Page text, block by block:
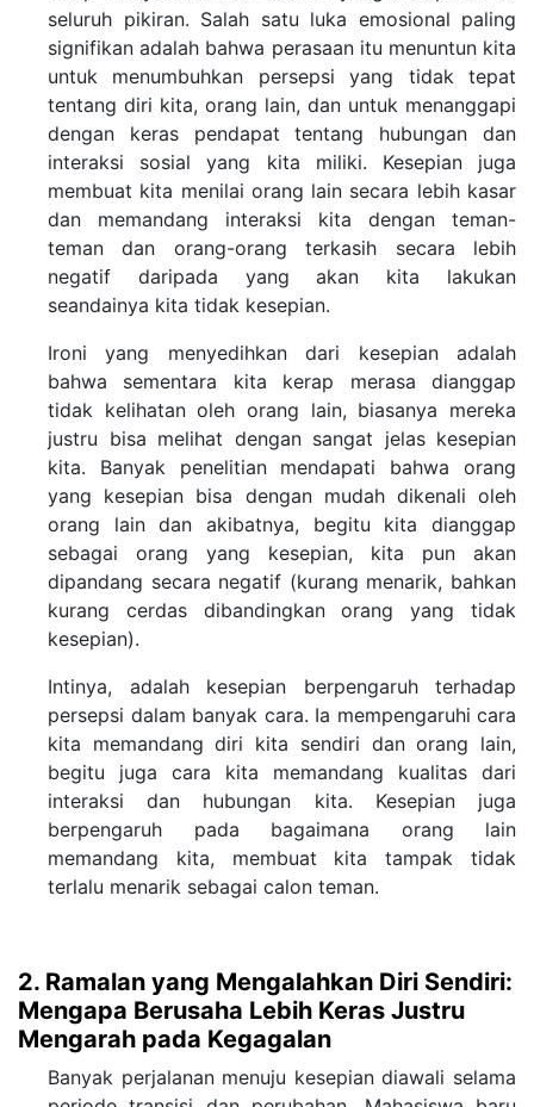
seluruh pikiran. Salah satu luka emosional paling
signifikan adalah bahwa perasaan itu menuntun kita
untuk menumbuhkan persepsi yang tidak tepat
tentang diri kita, orang lain, dan untuk menanggapi
dengan keras pendapat tentang hubungan dan
interaksi sosial yang kita miliki. Kesepian juga
membuat kita menilai orang lain secara lebih kasar
dan memandang interaksi kita dengan teman-
teman dan orang-orang terkasih secara lebih
negatif daripada yang akan kita lakukan
seandainya kita tidak kesepian.
Ironi yang menyedihkan dari kesepian adalah
bahwa sementara kita kerap merasa dianggap
tidak kelihatan oleh orang lain, biasanya mereka
justru bisa melihat dengan sangat jelas kesepian
kita. Banyak penelitian mendapati bahwa orang
yang kesepian bisa dengan mudah dikenali oleh
orang lain dan akibatnya, begitu kita dianggap
sebagai orang yang kesepian, kita pun akan
dipandang secara negatif (kurang menarik, bahkan
kurang cerdas dibandingkan orang yang tidak
kesepian).
Intinya, adalah kesepian berpengaruh terhadap
persepsi dalam banyak cara. Ia mempengaruhi cara
kita memandang diri kita sendiri dan orang lain,
begitu juga cara kita memandang kualitas dari
interaksi dan hubungan kita. Kesepian juga
berpengaruh pada bagaimana orang lain
memandang kita, membuat kita tampak tidak
terlalu menarik sebagai calon teman.
2. Ramalan yang Mengalahkan Diri Sendiri:
Mengapa Berusaha Lebih Keras Justru
Mengarah pada Kegagalan
Banyak perjalanan menuju kesepian diawali selama